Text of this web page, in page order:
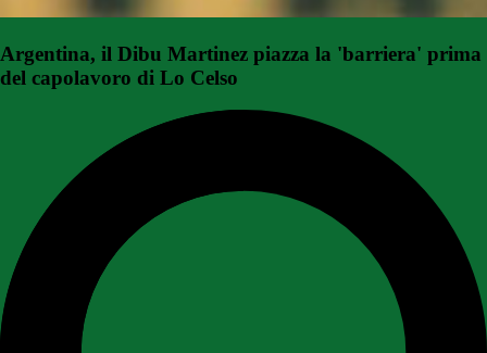
Argentina, il Dibu Martinez piazza la 'barriera' prima
del capolavoro di Lo Celso